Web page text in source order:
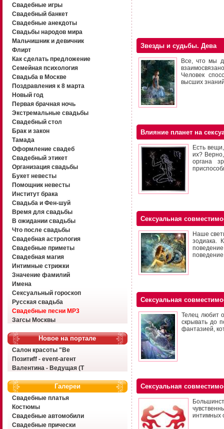
Свадебные игры
Свадебный банкет
Свадебные анекдоты
Свадьбы народов мира
Мальчишник и девичник
Флирт
Как сделать предложение
Семейная психология
Свадьба в Москве
Поздравления к 8 марта
Новый год
Первая брачная ночь
Экстремальные свадьбы
Свадебный стол
Брак и закон
Тамада
Оформление свадеб
Свадебный этикет
Организация свадьбы
Букет невесты
Помощник невесты
Институт брака
Свадьба и Фен-шуй
Время для свадьбы
В ожидании свадьбы
Что после свадьбы
Свадебная астрология
Свадебные приметы
Свадебная магия
Интимные стрижки
Значение фамилий
Имена
Сексуальный гороскоп
Русская свадьба
Свадебные песни MP3
Загсы Москвы
Новое на портале
Салон красоты "Ве
Позитиff - event-агент
Валентина - Ведущая (Т
Галереи
Свадебные платья
Костюмы
Свадебные автомобили
Свадебные прически
Звезды и судьбы. Дева
Все, что мы
Человек
высших
Влияние планет на
Есть
их?
органа
Сексуальная
Наше
зодиака.
Сексуальная
Телец любит
скрывать до
фантазией,
Сексуальная
интимных